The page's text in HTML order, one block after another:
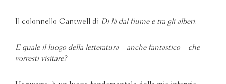
Il colonnello Cantwell di Di là dal fiume e tra gli alberi.
E quale il luogo della letteratura – anche fantastico – che
vorresti visitare?